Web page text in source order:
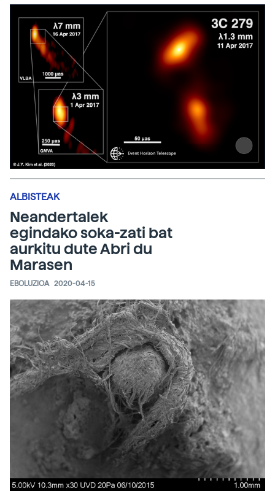
ALBISTEAK
Neandertalek
egindako soka-zati bat
aurkitu dute Abri du
Marasen
EBOLUZIOA 2020-04-15